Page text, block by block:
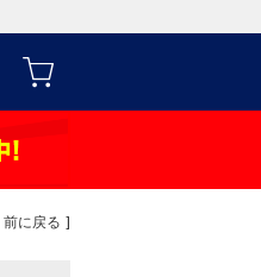
[ 前に戻る ]